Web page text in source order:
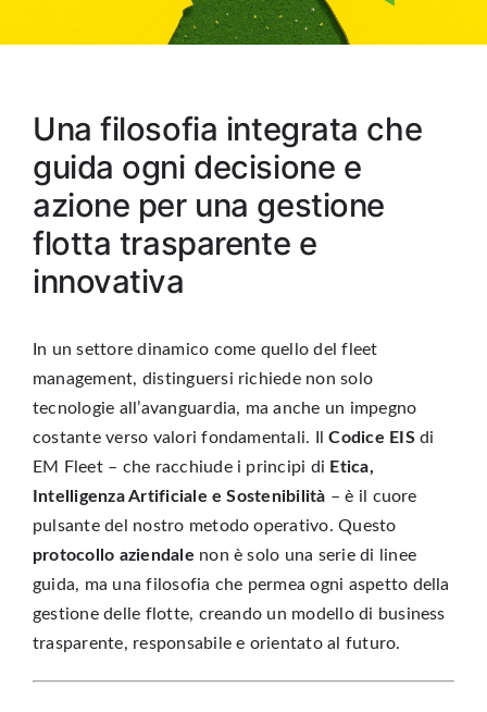
Una filosofia integrata che
guida ogni decisione e
azione per una gestione
flotta trasparente e
innovativa
In un settore dinamico come quello del fleet
management, distinguersi richiede non solo
tecnologie all’avanguardia, ma anche un impegno
costante verso valori fondamentali. IlCodice EISdi
EM Fleet – che racchiude i principi di Etica,
Intelligenza Artificiale e Sostenibilità – è il cuore
pulsante del nostro metodo operativo. Questo
protocollo aziendale non è solo una serie di linee
guida, ma una filosofia che permea ogni aspetto della
gestione delle flotte, creando un modello di business
trasparente, responsabile e orientato al futuro.